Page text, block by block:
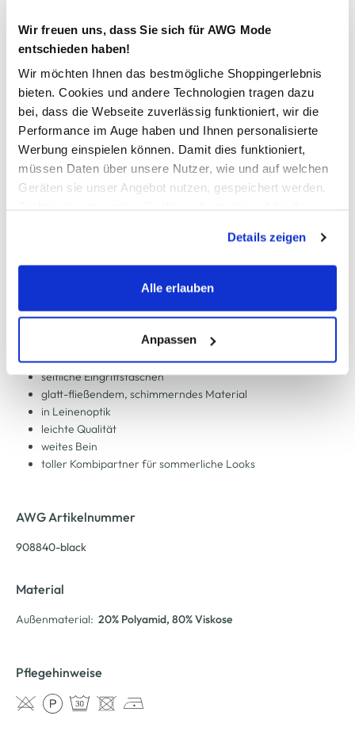
Wir freuen uns, dass Sie sich für AWG Mode
entschieden haben!
Wir möchten Ihnen das bestmögliche Shoppingerlebnis
bieten. Cookies und andere Technologien tragen dazu
bei, dass die Webseite zuverlässig funktioniert, wir die
Performance im Auge haben und Ihnen personalisierte
Werbung einspielen können. Damit dies funktioniert,
müssen Daten über unsere Nutzer, wie und auf welchen
Geräten sie unser Angebot nutzen, gespeichert werden.
werden, werden bei der Nutzung der Webseite auf jeden
Fall gesetzt. Cookies von Drittanbietern für Analyse- oder
Trackingzwecke werden nur dann aktiviert, wenn Sie das
erlauben" bzw. "Alle erlauben" klicken. Mehr dazu
(einschließlich der Möglichkeit, die Einwilligungserklärung
zu ändern oder zu widerrufen) erfahren Sie in unserem
Cookie-Hinweisbzw. derDatenschutzerklärung.
Details zeigen
Alle erlauben
Anpassen
In den Warenkorb
Schneller DHL Versand: in 1–3 Werktagen
Kostenfreie Rücksendung innerhalb 14 Tage
Kostenlose Filiallieferung in Ihre Wunschfiliale
Damen Chino Bermuda
mit Reißverschluss und Haken zu schließen
mit Bundfalten
seitliche Eingriffstaschen
glatt-fließendem, schimmerndes Material
in Leinenoptik
leichte Qualität
weites Bein
toller Kombipartner für sommerliche Looks
AWG Artikelnummer
908840-black
Material
Außenmaterial: 20% Polyamid, 80% Viskose
Pflegehinweise